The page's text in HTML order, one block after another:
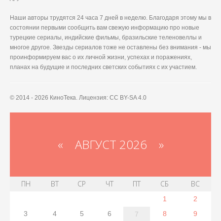
Наши авторы трудятся 24 часа 7 дней в неделю. Благодаря этому мы в
состоянии первыми сообщить вам свежую информацию про новые
турецкие сериалы, индийские фильмы, бразильские теленовеллы и
многое другое. Звезды сериалов тоже не оставлены без внимания - мы
проинформируем вас о их личной жизни, успехах и поражениях,
планах на будущие и последних светских событиях с их участием.
© 2014 - 2026 КиноТека. Лицензия: CC BY-SA 4.0
« АВГУСТ 2026 »
ПН ВТ СР ЧТ ПТ СБ ВС
1
2
3
4 5 6 7 8 9